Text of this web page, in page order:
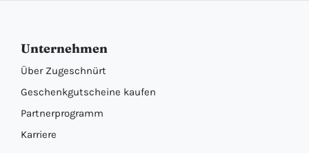
Unternehmen
Über Zugeschnürt
Geschenkgutscheine kaufen
Partnerprogramm
Karriere